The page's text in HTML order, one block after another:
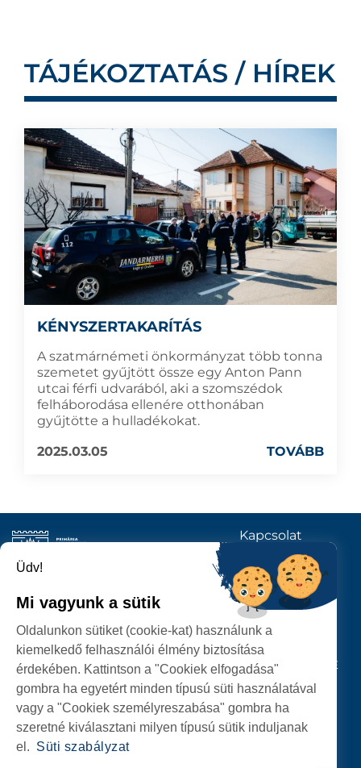
TÁJÉKOZTATÁS / HÍREK
KÉNYSZERTAKARÍTÁS
A szatmárnémeti önkormányzat több tonna
szemetet gyűjtött össze egy Anton Pann
utcai férfi udvarából, aki a szomszédok
felháborodása ellenére otthonában
gyűjtötte a hulladékokat.
2025.03.05
TOVÁBB
SZEMÉLYES ADATOK VÉDELME
SZATMÁRNÉMETI
POLGÁRMESTERI HIVATAL
P-ȚA 25 OCTOMBRIE, NR. 1 CORP M, 440026 SATU MARE
Kapcsolat
KÖVESSENEK
Üdv!
Mi vagyunk a sütik
Oldalunkon sütiket (cookie-kat) használunk a
kiemelkedő felhasználói élmény biztosítása
érdekében. Kattintson a "Cookiek elfogadása"
gombra ha egyetért minden típusú süti használatával
vagy a "Cookiek személyreszabása" gombra ha
szeretné kiválasztani milyen típusú sütik induljanak
el. Süti szabályzat